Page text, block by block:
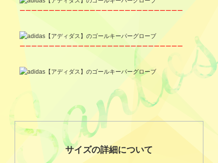
ーーーーーーーーーーーーーーーーーーーーーーーーーーーー
ーーーーーーーーーーーーーーーーーーーーーーーーーーーー
サイズの詳細について